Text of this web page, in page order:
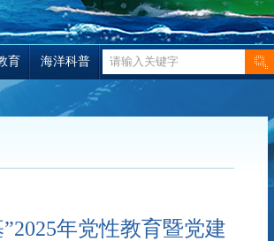
育 海洋科普
年党性教育暨党建